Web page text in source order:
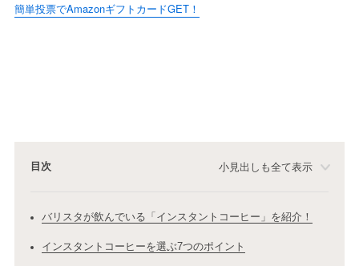
簡単投票でAmazonギフトカードGET！
目次 小見出しも全て表示
バリスタが飲んでいる「インスタントコーヒー」を紹介！
インスタントコーヒーを選ぶ7つのポイント